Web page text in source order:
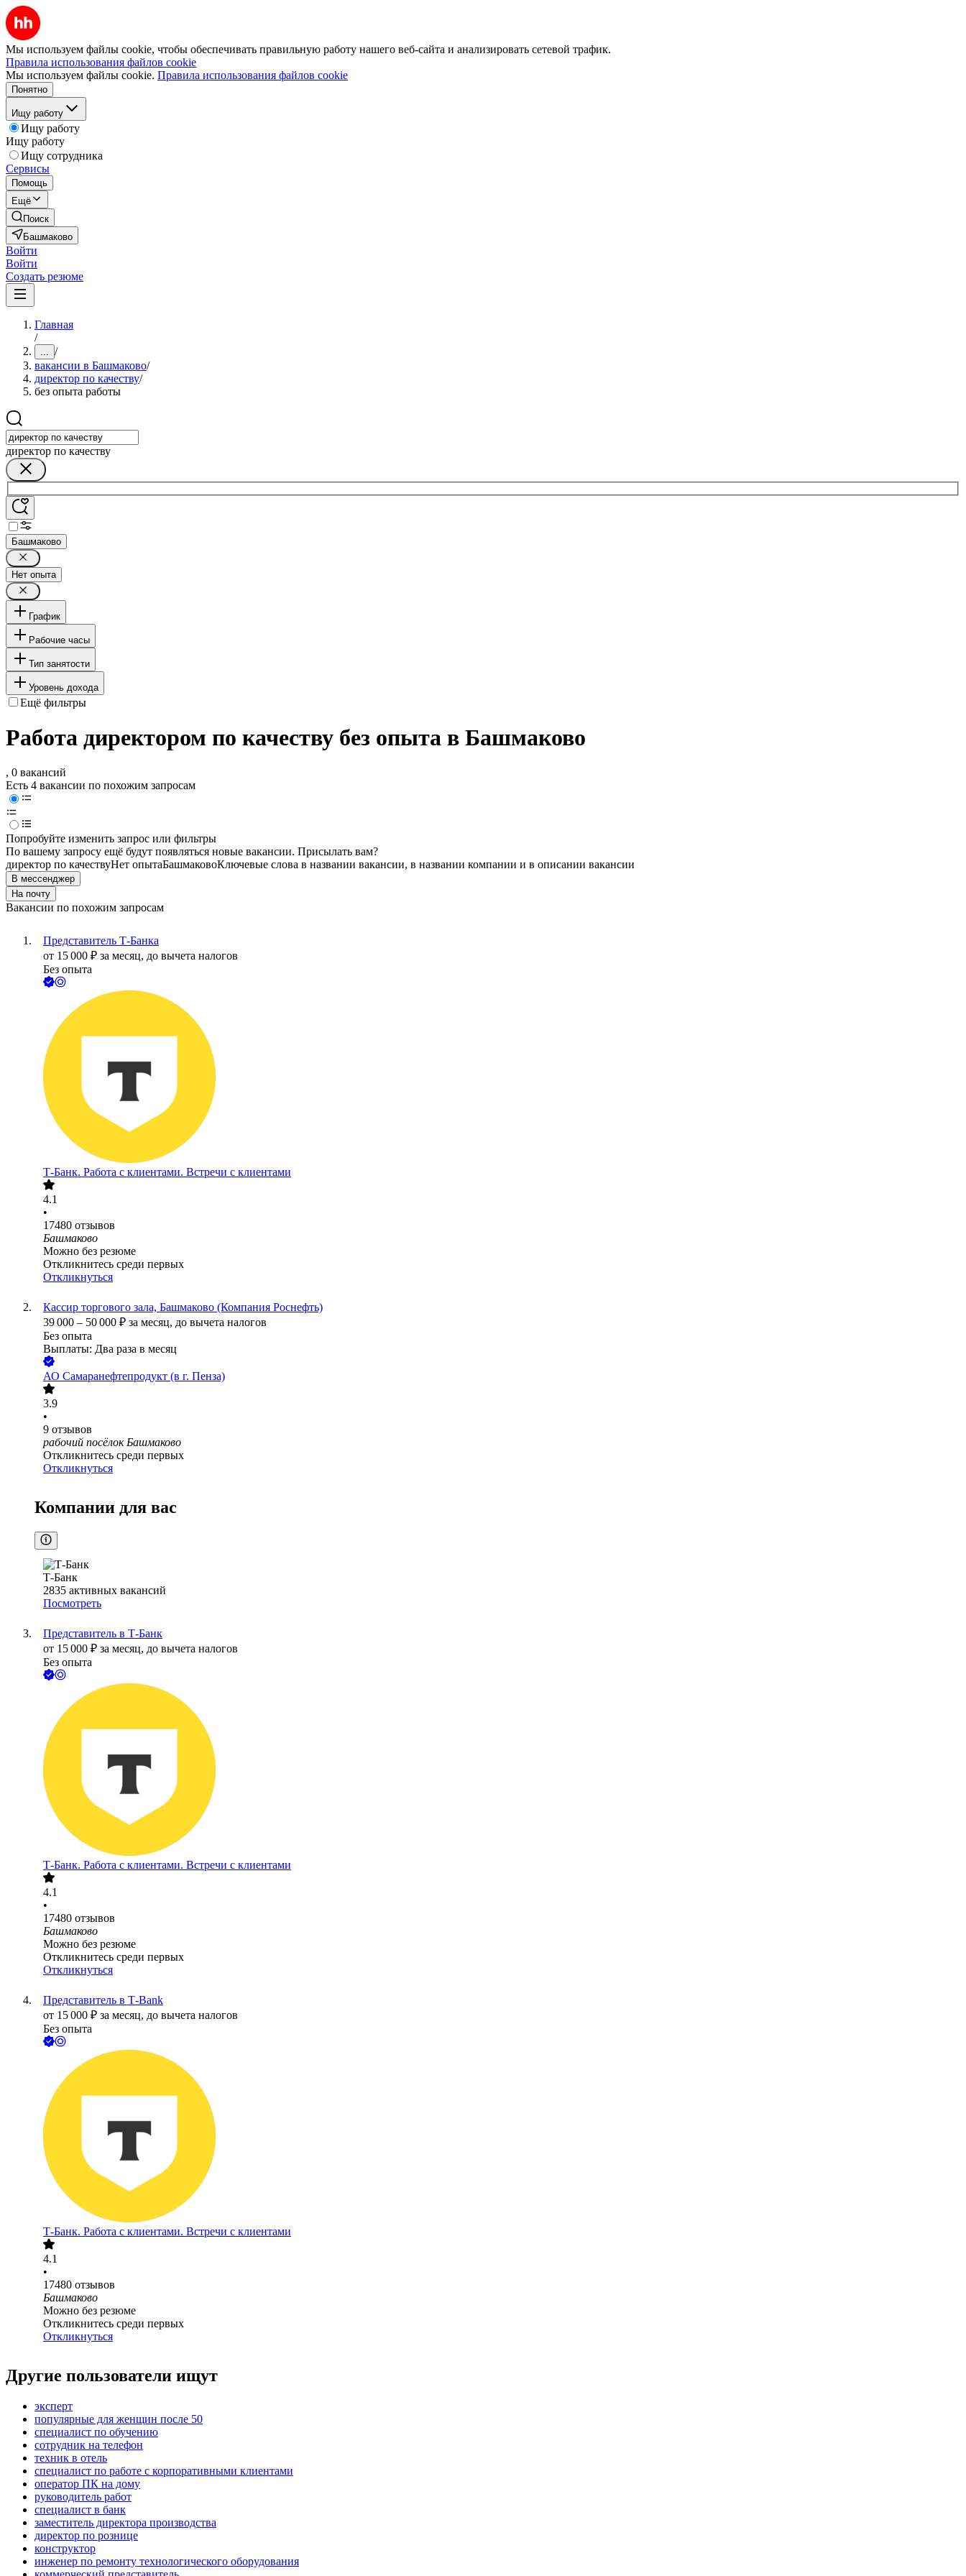
Мы используем файлы cookie, чтобы обеспечивать правильную работу нашего веб-сайта и анализировать сетевой трафик.
Правила использования файлов cookie
Мы используем файлы cookie. Правила использования файлов cookie
Понятно
Ищу работу
Ищу работу
Ищу работу
Ищу сотрудника
Сервисы
Помощь
Ещё
Поиск
Башмаково
Войти
Войти
Создать резюме
Главная
/
... /
вакансии в Башмаково/
директор по качеству/
без опыта работы
директор по качеству
Башмаково
Нет опыта
График
Рабочие часы
Тип занятости
Уровень дохода
Ещё фильтры
Работа директором по качеству без опыта в Башмаково
, 0 вакансий
Есть 4 вакансии по похожим запросам
Попробуйте изменить запрос или фильтры
По вашему запросу ещё будут появляться новые вакансии. Присылать вам?
директор по качествуНет опытаБашмаковоКлючевые слова в названии вакансии, в названии компании и в описании вакансии
В мессенджер
На почту
Вакансии по похожим запросам
Представитель Т-Банка
от 15 000 ₽ за месяц, до вычета налогов
Без опыта
Т-Банк. Работа с клиентами. Встречи с клиентами
4.1
•
17480 отзывов
Башмаково
Можно без резюме
Откликнитесь среди первых
Откликнуться
Кассир торгового зала, Башмаково (Компания Роснефть)
39 000 – 50 000 ₽ за месяц, до вычета налогов
Без опыта
Выплаты: Два раза в месяц
АО Самаранефтепродукт (в г. Пенза)
3.9
•
9 отзывов
рабочий посёлок Башмаково
Откликнитесь среди первых
Откликнуться
Компании для вас
Т-Банк
2835 активных вакансий
Посмотреть
Представитель в Т-Банк
от 15 000 ₽ за месяц, до вычета налогов
Без опыта
Т-Банк. Работа с клиентами. Встречи с клиентами
4.1
•
17480 отзывов
Башмаково
Можно без резюме
Откликнитесь среди первых
Откликнуться
Представитель в Т-Bank
от 15 000 ₽ за месяц, до вычета налогов
Без опыта
Т-Банк. Работа с клиентами. Встречи с клиентами
4.1
•
17480 отзывов
Башмаково
Можно без резюме
Откликнитесь среди первых
Откликнуться
Другие пользователи ищут
эксперт
популярные для женщин после 50
специалист по обучению
сотрудник на телефон
техник в отель
специалист по работе с корпоративными клиентами
оператор ПК на дому
руководитель работ
специалист в банк
заместитель директора производства
директор по рознице
конструктор
инженер по ремонту технологического оборудования